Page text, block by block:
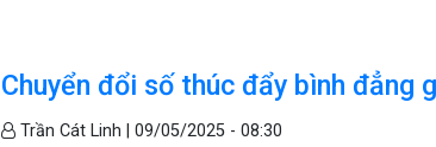
Chuyển đổi số thúc đẩy bình đẳng
Trần Cát Linh |09/05/2025 - 08:30